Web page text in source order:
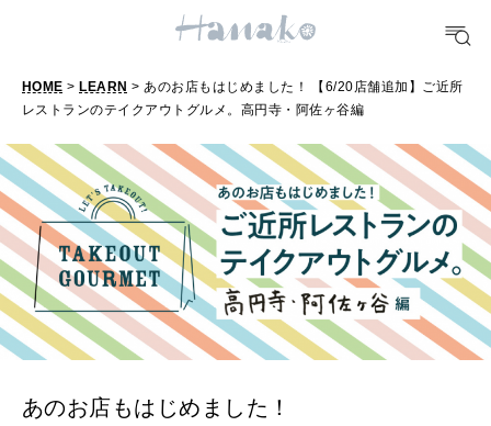
どこ行く？
FORTUNE
明日のわたし
[12星座別] Weekly Holoscope
[12星座別] Monthly Love Holoscope
女神まり愛のタロットメッセージ
算命学がわかる今月のあなた
HEALTH
自分にやさしく
知る、考える
HOME > LEARN > あのお店もはじめました！ 【6/20店舗追加】ご近所
レストランのテイクアウトグルメ。高円寺・阿佐ヶ谷編
あのお店もはじめました！